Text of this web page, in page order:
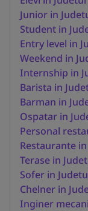
Junior in
Student in
Entry level in
Weekend in
Internship in
Barista in
Barman in
Ospatar in
Personal
Restaurante
Terase in
Sofer in
Chelner in
Inginer